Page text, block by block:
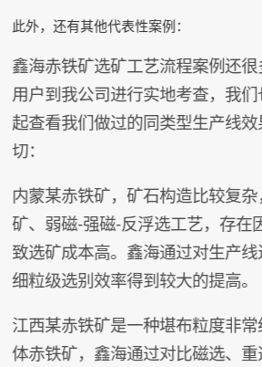
此外，还有其他代表性案例：
鑫海赤铁矿选矿工艺流程案例还
用户到我公司进行实地考查，我
起查看我们做过的同类型生产线
切：
内蒙某赤铁矿，矿石构造比较复
矿、弱磁-强磁-反浮选工艺，存在
致选矿成本高。鑫海通过对生产
细粒级选别效率得到较大的提高。
江西某赤铁矿是一种堪布粒度非
体赤铁矿，鑫海通过对比磁选、